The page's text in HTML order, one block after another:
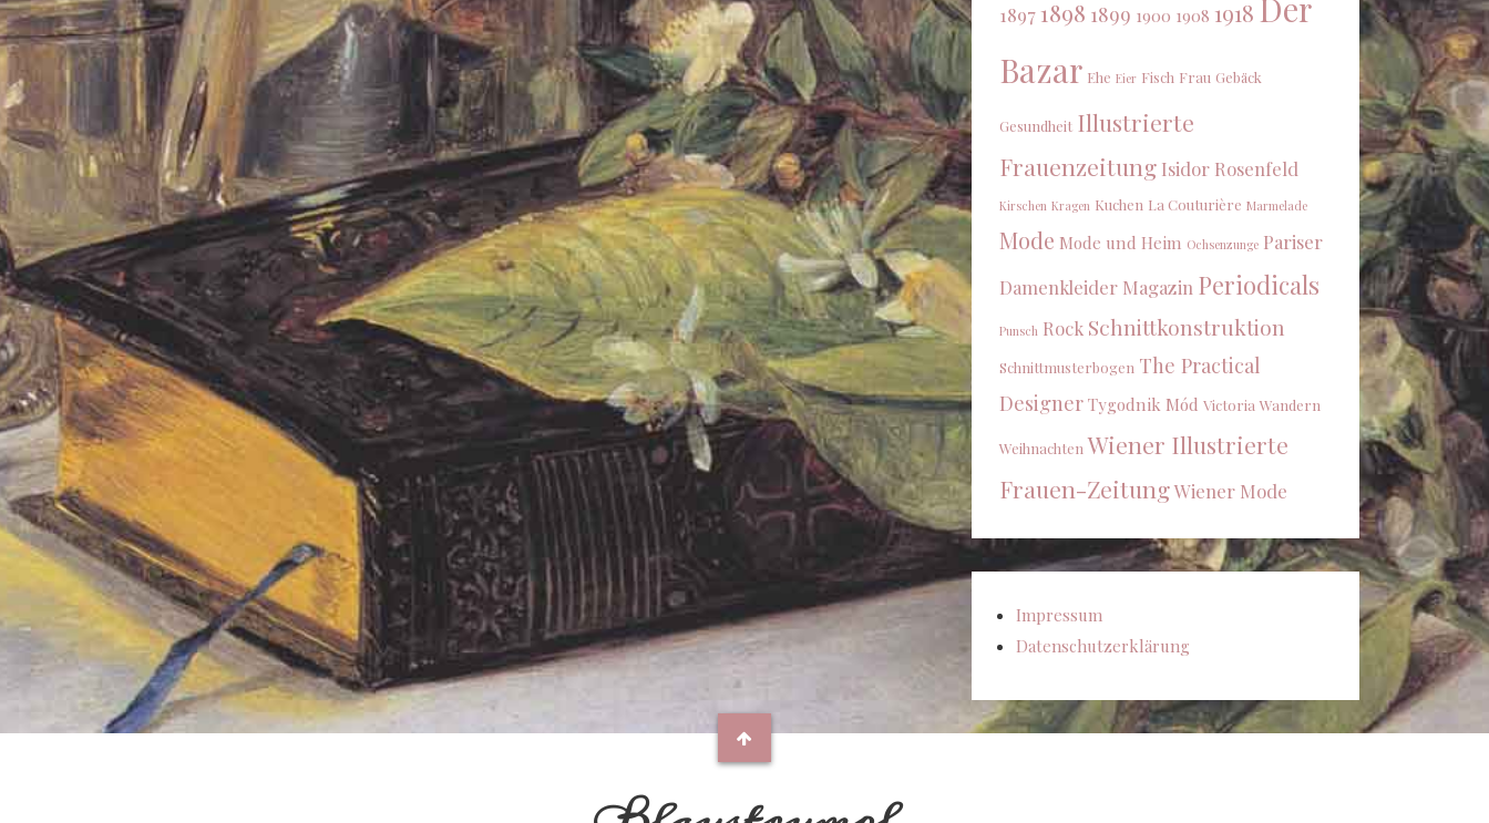
18971898 1899 1900 1908 1918
Bazar Ehe Eier Fisch Frau Gebäck
Gesundheit Illustrierte
Frauenzeitung Isidor Rosenfeld
Kirschen Kragen Kuchen La Couturière Marmelade
Mode Mode und Heim Ochsenzunge Pariser
Damenkleider Magazin Periodicals
Punsch Rock Schnittkonstruktion
Schnittmusterbogen The Practical
Designer Tygodnik Mód Victoria Wandern
Weihnachten Wiener Illustrierte
Frauen-ZeitungWiener Mode
Impressum
Datenschutzerklärung